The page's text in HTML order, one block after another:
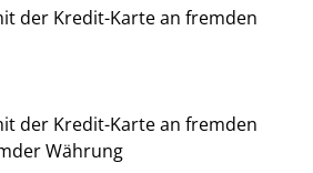
der Kredit-Karte an fremden
der Kredit-Karte an fremden
Währung